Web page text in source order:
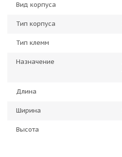
Вид корпуса
Тип корпуса
Тип клемм
Назначение
Длина
Ширина
Высота